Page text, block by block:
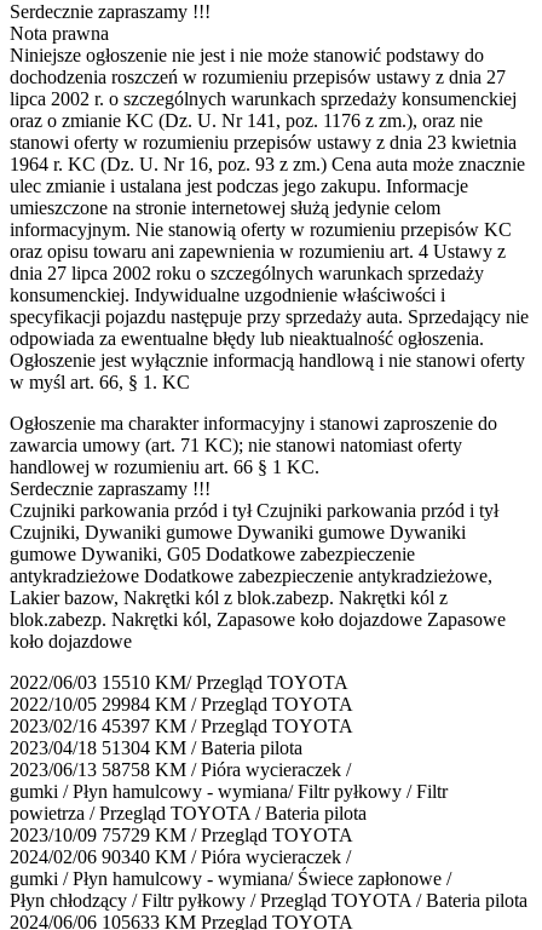
Serdecznie zapraszamy !!!
Nota prawna
Niniejsze ogłoszenie nie jest i nie może stanowić podstawy do
dochodzenia roszczeń w rozumieniu przepisów ustawy z dnia 27
lipca 2002 r. o szczególnych warunkach sprzedaży konsumenckiej
oraz o zmianie KC (Dz. U. Nr 141, poz. 1176 z zm.), oraz nie
stanowi oferty w rozumieniu przepisów ustawy z dnia 23 kwietnia
1964 r. KC (Dz. U. Nr 16, poz. 93 z zm.) Cena auta może znacznie
ulec zmianie i ustalana jest podczas jego zakupu. Informacje
umieszczone na stronie internetowej służą jedynie celom
informacyjnym. Nie stanowią oferty w rozumieniu przepisów KC
oraz opisu towaru ani zapewnienia w rozumieniu art. 4 Ustawy z
dnia 27 lipca 2002 roku o szczególnych warunkach sprzedaży
konsumenckiej. Indywidualne uzgodnienie właściwości i
specyfikacji pojazdu następuje przy sprzedaży auta. Sprzedający nie
odpowiada za ewentualne błędy lub nieaktualność ogłoszenia.
Ogłoszenie jest wyłącznie informacją handlową i nie stanowi oferty
w myśl art. 66, § 1. KC
Ogłoszenie ma charakter informacyjny i stanowi zaproszenie do
zawarcia umowy (art. 71 KC); nie stanowi natomiast oferty
handlowej w rozumieniu art. 66 § 1 KC.
Serdecznie zapraszamy !!!
Czujniki parkowania przód i tył Czujniki parkowania przód i tył
Czujniki, Dywaniki gumowe Dywaniki gumowe Dywaniki
gumowe Dywaniki, G05 Dodatkowe zabezpieczenie
antykradzieżowe Dodatkowe zabezpieczenie antykradzieżowe,
Lakier bazow, Nakrętki kól z blok.zabezp. Nakrętki kól z
blok.zabezp. Nakrętki kól, Zapasowe koło dojazdowe Zapasowe
koło dojazdowe
2022/06/03 15510 KM/ Przegląd TOYOTA
2022/10/05 29984 KM / Przegląd TOYOTA
2023/02/16 45397 KM / Przegląd TOYOTA
2023/04/18 51304 KM / Bateria pilota
2023/06/13 58758 KM / Pióra wycieraczek /
gumki / Płyn hamulcowy - wymiana/ Filtr pyłkowy / Filtr
powietrza / Przegląd TOYOTA / Bateria pilota
2023/10/09 75729 KM / Przegląd TOYOTA
2024/02/06 90340 KM / Pióra wycieraczek /
gumki / Płyn hamulcowy - wymiana/ Świece zapłonowe /
Płyn chłodzący / Filtr pyłkowy / Przegląd TOYOTA / Bateria pilota
2024/06/06 105633 KM Przegląd TOYOTA